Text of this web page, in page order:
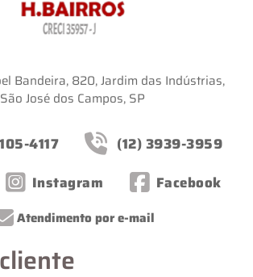
Bandeira, 820, Jardim das Indústrias,
São José dos Campos, SP
4117
(12) 3939-3959
Instagram Facebook
Atendimento por e-mail